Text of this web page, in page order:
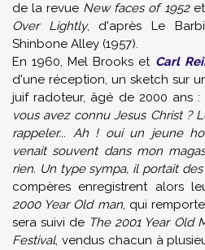
de la revue New faces of 1952et
Over Lightly, d'après Le
Shinbone Alley (1957).
En 1960, Mel Brooks et Carl
d'une réception, un sketch sur
juif radoteur, âgé de 2000 ans :
vous avez connu Jesus Christ ?
rappeler... Ah ! oui un jeune
venait souvent dans mon
rien. Un type sympa, il portait
compères enregistrent alors
2000 Year Old man, qui
sera suivi de The 2001 Year Old
Festival, vendus chacun à